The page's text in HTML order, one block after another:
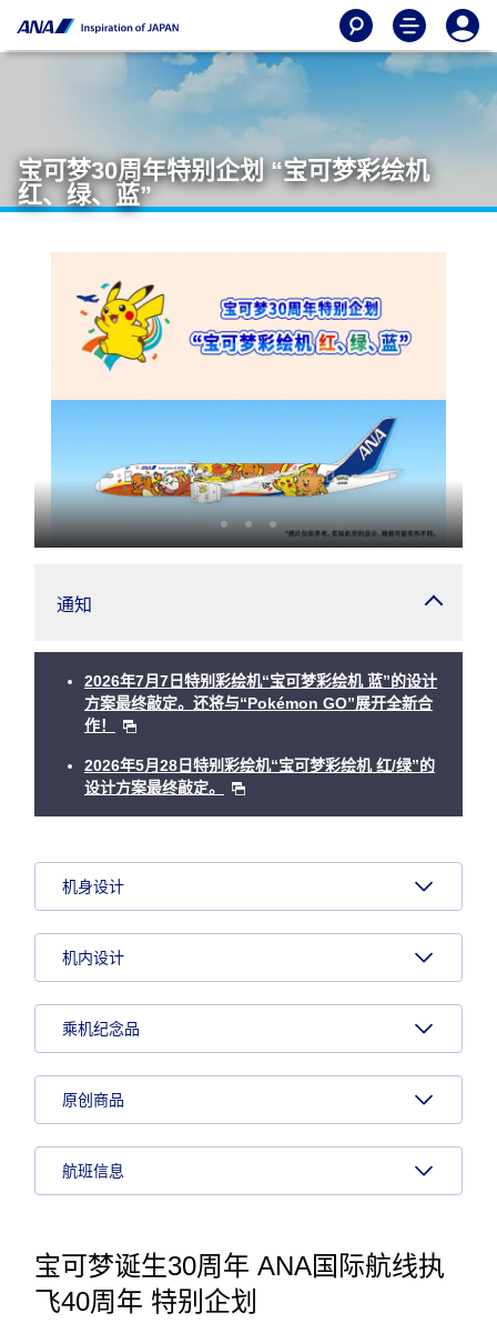
宝可梦30周年特别企划 “宝可梦彩绘机
红、绿、蓝”
通知
2026年7月7日特别彩绘机“宝可梦彩绘机 蓝”的设计
方案最终敲定。还将与“Pokémon GO”展开全新合
作！
2026年5月28日特别彩绘机“宝可梦彩绘机 红/绿”的
设计方案最终敲定。
机身设计
机内设计
乘机纪念品
原创商品
航班信息
宝可梦诞生30周年 ANA国际航线执
飞40周年 特别企划